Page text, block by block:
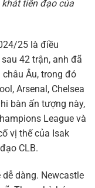
tiền đạo của
25 là điều
42 trận, anh đã
Âu, trong đó
Arsenal, Chelsea
bàn ấn tượng này,
League và
vị thế của Isak
CLB.
dàng. Newcastle